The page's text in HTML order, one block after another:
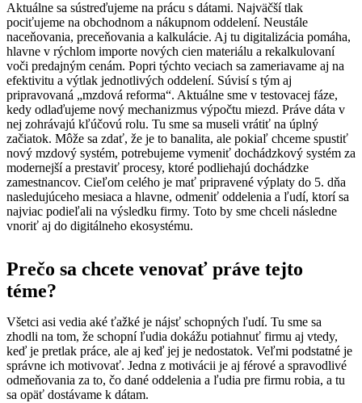
Aktuálne sa sústreďujeme na prácu s dátami. Najväčší tlak
pociťujeme na obchodnom a nákupnom oddelení. Neustále
naceňovania, preceňovania a kalkulácie. Aj tu digitalizácia pomáha,
hlavne v rýchlom importe nových cien materiálu a rekalkulovaní
voči predajným cenám. Popri týchto veciach sa zameriavame aj na
efektivitu a výtlak jednotlivých oddelení. Súvisí s tým aj
pripravovaná „mzdová reforma“. Aktuálne sme v testovacej fáze,
kedy odlaďujeme nový mechanizmus výpočtu miezd. Práve dáta v
nej zohrávajú kľúčovú rolu. Tu sme sa museli vrátiť na úplný
začiatok. Môže sa zdať, že je to banalita, ale pokiaľ chceme spustiť
nový mzdový systém, potrebujeme vymeniť dochádzkový systém za
modernejší a prestaviť procesy, ktoré podliehajú dochádzke
zamestnancov. Cieľom celého je mať pripravené výplaty do 5. dňa
nasledujúceho mesiaca a hlavne, odmeniť oddelenia a ľudí, ktorí sa
najviac podieľali na výsledku firmy. Toto by sme chceli následne
vnoriť aj do digitálneho ekosystému.
Prečo sa chcete venovať práve tejto
téme?
Všetci asi vedia aké ťažké je nájsť schopných ľudí. Tu sme sa
zhodli na tom, že schopní ľudia dokážu potiahnuť firmu aj vtedy,
keď je pretlak práce, ale aj keď jej je nedostatok. Veľmi podstatné je
správne ich motivovať. Jedna z motivácii je aj férové a spravodlivé
odmeňovania za to, čo dané oddelenia a ľudia pre firmu robia, a tu
sa opäť dostávame k dátam.